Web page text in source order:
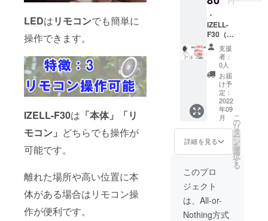
LEDはリモコンでも簡単に
操作できます。
IZELL-F30は 「本体」「リ
モコン」 どちらでも操作が
可能です。
離れた場所や高い位置に本
体がある場合はリモコン操
作が便利です。
書×1
・
IZELL-
F30（ブ
ラウ
ン）×1
・本体
×1 ・三
脚×1 ・
リモコ
ン×1 ・
充電
ケーブ
ル×１
（アダ
プター
はご用
意くだ
さい）
・説明
書×1
支援
者：
0人
お届
け予
定：
2022
年09
月
詳細を見る
こ
の
リ
タ
ー
ン
を
選
択
す
る
このプロ
ジェクト
は、All-or-
Nothing方式